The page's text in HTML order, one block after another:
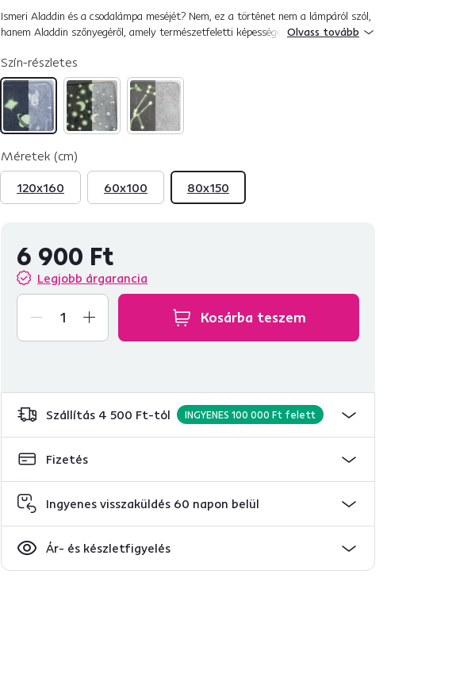
Ismeri Aladdin és a csodalámpa meséjét? Nem, ez a történet nem a lámpáról szól,
hanem Aladdin szőnyegéről, amely természetfeletti képességekkel rendelkezik. És
Olvass tovább
Szín-részletes
Méretek (cm)
120x160
60x100 80x150
6 900 Ft
Legjobb árgarancia
Kosárba teszem
Szállítás 4 500 Ft-tól INGYENES 100 000 Ft felett
Fizetés
Ingyenes visszaküldés 60 napon belül
Ár- és készletfigyelés